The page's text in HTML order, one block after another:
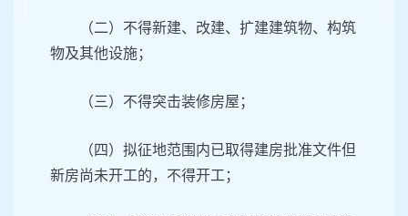
（二）不得新建、改建、扩建建筑物、构筑
物及其他设施；
（三）不得突击装修房屋；
（四）拟征地范围内已取得建房批准文件但
新房尚未开工的，不得开工；